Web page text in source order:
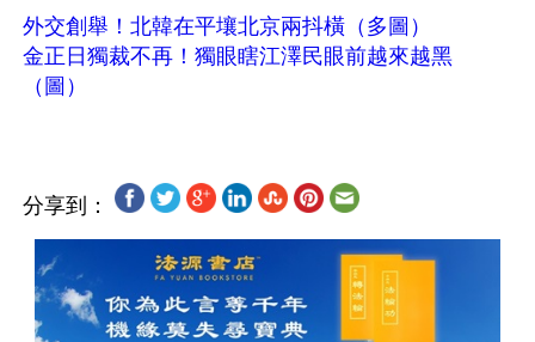
外交創舉！北韓在平壤北京兩抖橫（多圖）
金正日獨裁不再！獨眼瞎江澤民眼前越來越黑
（圖）
分享到：